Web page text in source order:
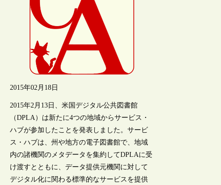
2015年02月18日
2015年2月13日、米国デジタル公共図書館
（DPLA）は新たに4つの地域からサービス・
ハブが参加したことを発表しました。サービ
ス・ハブは、州や地方の電子図書館で、地域
内の諸機関のメタデータを集約してDPLAに受
け渡すとともに、データ提供元機関に対して
デジタル化に関わる標準的なサービスを提供